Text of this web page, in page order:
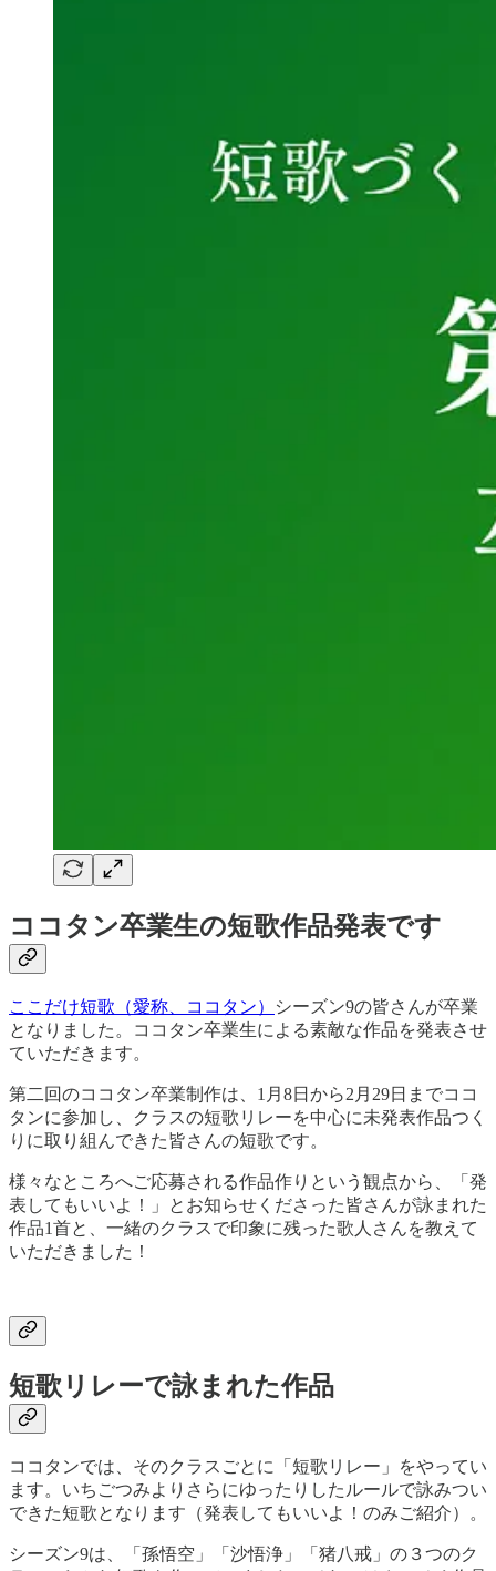
ココタン卒業生の短歌作品発表です
ここだけ短歌（愛称、ココタン）
シーズン9の皆さんが卒業
となりました。ココタン卒業生による素敵な作品を発表させ
ていただきます。
第二回のココタン卒業制作は、1月8日から2月29日までココ
タンに参加し、クラスの短歌リレーを中心に未発表作品つく
りに取り組んできた皆さんの短歌です。
様々なところへご応募される作品作りという観点から、「発
表してもいいよ！」とお知らせくださった皆さんが詠まれた
作品1首と、一緒のクラスで印象に残った歌人さんを教えて
いただきました！
短歌リレーで詠まれた作品
ココタンでは、そのクラスごとに「短歌リレー」をやってい
ます。いちごつみよりさらにゆったりしたルールで詠みつい
できた短歌となります（発表してもいいよ！のみご紹介）。
シーズン9は、「孫悟空」「沙悟浄」「猪八戒」の３つのク